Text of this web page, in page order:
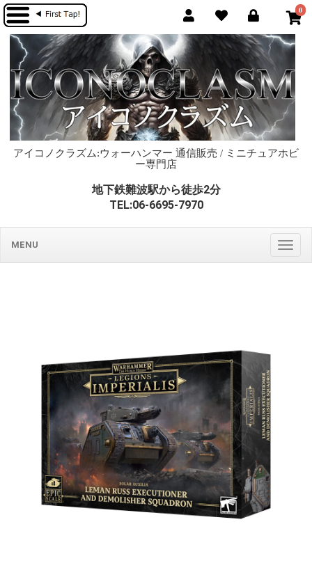
0
アイコノクラズム:ウォーハンマー 通信販売 / ミニチュアホビ
ー専門店
地下鉄難波駅から徒歩2分
TEL:06-6695-7970
MENU